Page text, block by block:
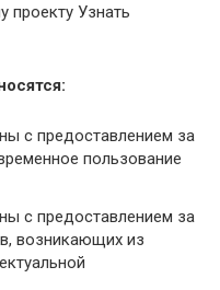
проекту Узнать
с предоставлением за
пользование
с предоставлением за
возникающих из